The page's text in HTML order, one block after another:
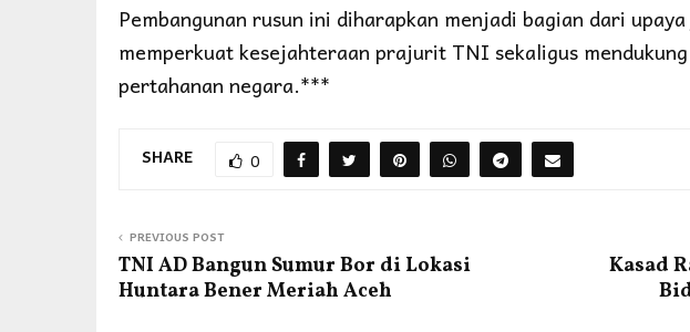
Pembangunan rusun ini diharapkan menjadi bagian dari
memperkuat kesejahteraan prajurit TNI sekaligus
pertahanan negara.***
SHARE 0
PREVIOUS POST
TNI AD Bangun Sumur Bor di Lokasi
Huntara Bener Meriah Aceh
Kasad